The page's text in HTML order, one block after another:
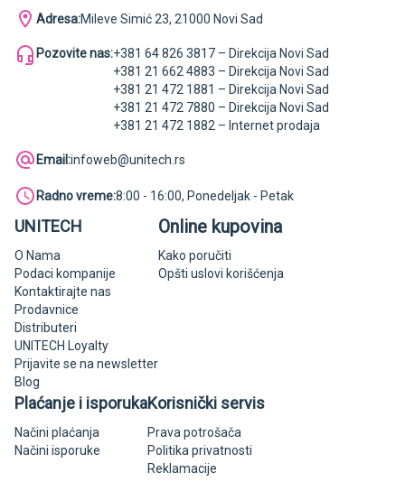
Adresa:Mileve Simić 23, 21000 Novi Sad
Pozovite nas:+381 64 826 3817 – Direkcija Novi Sad
+381 21 662 4883 – Direkcija Novi Sad
+381 21 472 1881 – Direkcija Novi Sad
+381 21 472 7880 – Direkcija Novi Sad
+381 21 472 1882 – Internet prodaja
Email:infoweb@unitech.rs
Radno vreme:8:00 - 16:00, Ponedeljak - Petak
UNITECH
O Nama
Podaci kompanije
Kontaktirajte nas
Prodavnice
Distributeri
UNITECH Loyalty
Prijavite se na newsletter
Blog
Online kupovina
Kako poručiti
Opšti uslovi korišćenja
Plaćanje i isporuka
Načini plaćanja
Načini isporuke
Korisnički servis
Prava potrošača
Politika privatnosti
Reklamacije